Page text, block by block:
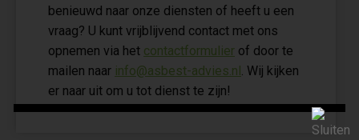
benieuwd naar onze diensten of heeft u een
vraag? U kunt vrijblijvend contact met ons
opnemen via het contactformulier of door te
mailen naar info@asbest-advies.nl. Wij kijken
er naar uit om u tot dienst te zijn!